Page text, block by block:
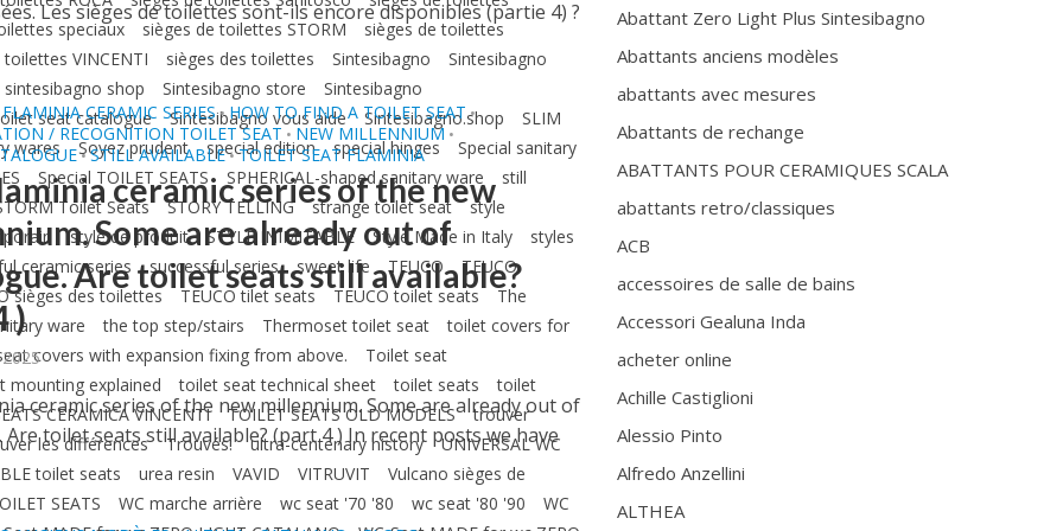
speciaux sièges de toilettes STORM
sièges de toilettes
toilettes VINCENTI sièges des toilettes Sintesibagno
Sintesibagno
sintesibagno shop Sintesibagno store
Sintesibagno
seat catalogue Sintesibagno vous aide Sintesibagno.shop
SLIM
wares Soyez prudent special edition special hinges
Special sanitary
Special TOILET SEATS SPHERICAL-shaped sanitary ware
still
Toilet Seats STORY TELLING strange toilet seat
style
style de produit STYLE INIMITABLE Style Made in Italy
styles
ceramic series successful series sweet life TEUCO
TEUCO
sièges des toilettes TEUCO tilet seats TEUCO toilet seats
The
ware
the top step/stairs Thermoset toilet seat
toilet covers for
covers with expansion fixing from above.
Toilet seat
mounting explained toilet seat technical sheet toilet seats
toilet
CERAMICA VINCENTI TOILET SEATS OLD MODELS
trouver
les différences Trouvés! ultra-centenary history
UNIVERSAL WC
toilet seats urea resin VAVID VITRUVIT
Vulcano sièges de
SEATS WC marche arrière wc seat '70 '80 wc seat '80 '90
WC
Les sièges de toilettes sont-ils encore disponibles (partie 4) ?
FLAMINIA CERAMIC SERIES• HOW TO FIND A TOILET SEAT •
/ RECOGNITION TOILET SEAT • NEW MILLENNIUM •
•STILL AVAILABLE•TOILET SEAT FLAMINIA
ceramic series of the new
Some are already out of
Are toilet seats still available?
)
ceramic series of the new millennium. Some are already out of
Are toilet seats still available? (part 4 ) In recent posts we have
Abattant Zero Light Plus Sintesibagno
Abattants anciens modèles
abattants avec mesures
Abattants de rechange
ABATTANTS POUR CERAMIQUES SCALA
abattants retro/classiques
ACB
accessoires de salle de bains
Accessori Gealuna Inda
acheter online
Achille Castiglioni
Alessio Pinto
Alfredo Anzellini
ALTHEA